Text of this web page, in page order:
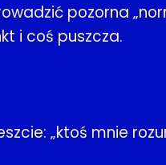
pozorna
i coś puszcza.
„ktoś mnie